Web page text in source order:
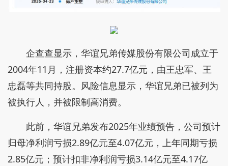
企查查显示，华谊兄弟传媒股份有限公司成立于
2004年11月，注册资本约27.7亿元，由王忠军、王
忠磊等共同持股。风险信息显示，华谊兄弟已被列为
被执行人，并被限制高消费。
此前，华谊兄弟发布2025年业绩预告，公司预计
归母净利润亏损2.89亿元至4.07亿元，上年同期亏损
2.85亿元；预计扣非净利润亏损3.14亿元至4.17亿